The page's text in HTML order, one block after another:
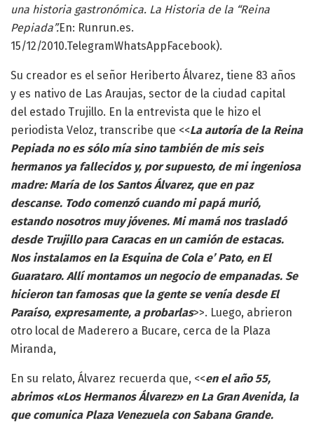
una historia gastronómica. La Historia de la “Reina
Pepiada”.En: Runrun.es.
15/12/2010.TelegramWhatsAppFacebook).
Su creador es el señor Heriberto Álvarez, tiene 83 años
y es nativo de Las Araujas, sector de la ciudad capital
del estado Trujillo. En la entrevista que le hizo el
periodista Veloz, transcribe que <<La autoría de la Reina
Pepiada no es sólo mía sino también de mis seis
hermanos ya fallecidos y, por supuesto, de mi ingeniosa
madre: María de los Santos Álvarez, que en paz
descanse. Todo comenzó cuando mi papá murió,
estando nosotros muy jóvenes. Mi mamá nos trasladó
desde Trujillo para Caracas en un camión de estacas.
Nos instalamos en la Esquina de Cola e’ Pato, en El
Guarataro. Allí montamos un negocio de empanadas. Se
hicieron tan famosas que la gente se venía desde El
Paraíso, expresamente, a probarlas>>. Luego, abrieron
otro local de Maderero a Bucare, cerca de la Plaza
Miranda,
En su relato, Álvarez recuerda que, <<en el año 55,
abrimos «Los Hermanos Álvarez» en La Gran Avenida, la
que comunica Plaza Venezuela con Sabana Grande.